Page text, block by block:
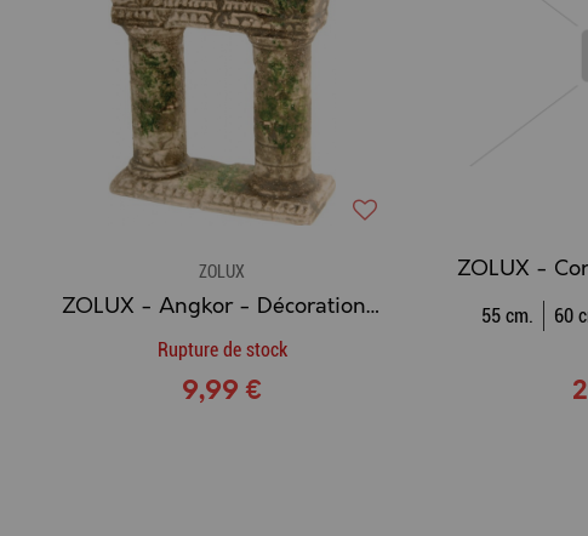
ZOLUX
ZOLUX - Angkor - Décoration 2 colonnes
Rupture de stock
9,99 €
55 cm. 60